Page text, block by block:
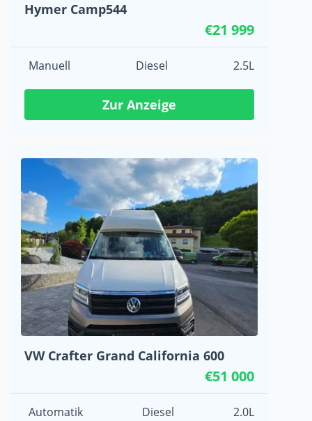
Hymer Camp544
€21 999
Manuell Diesel 2.5L
Zur Anzeige
VW Crafter Grand California 600
€51 000
Automatik Diesel 2.0L